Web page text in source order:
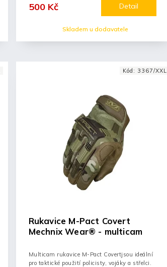
Skladem u dodavatele
500 Kč Detail
Rukavice M-Pact Covert
Mechnix Wear® - multicam
Multicam rukavice M-Pact Covertjsou ideální
pro taktické použití policisty, vojáky a střelci.
Kód: 3367/XXL